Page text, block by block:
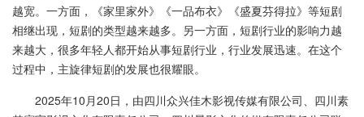
越宽。一方面，《家里家外》《一品布衣》《盛夏芬得拉》等短剧
相继出现，短剧的类型越来越多。另一方面，短剧行业的影响力越
来越大，很多年轻人都开始从事短剧行业，行业发展迅速。在这个
过程中，主旋律短剧的发展也很耀眼。
2025年10月20日，由四川众兴佳木影视传媒有限公司、四川素